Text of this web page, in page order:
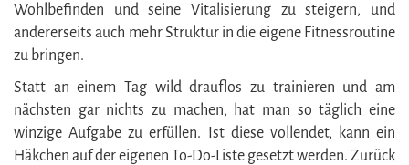
Wohlbefinden und seine Vitalisierung zu steigern, und
andererseits auch mehr Struktur in die eigene Fitnessroutine
zu bringen.
Statt an einem Tag wild drauflos zu trainieren und am
nächsten gar nichts zu machen, hat man so täglich eine
winzige Aufgabe zu erfüllen. Ist diese vollendet, kann ein
Häkchen auf der eigenen To-Do-Liste gesetzt werden. Zurück